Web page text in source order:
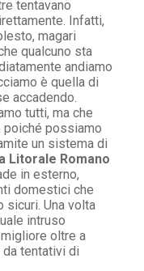
tentavano
Infatti,
magari
qualcuno sta
andiamo
è quella di
accadendo.
tutti, ma che
poiché possiamo
un sistema di
Litorale Romano
in esterno,
domestici che
sicuri. Una volta
intruso
oltre a
tentativi di